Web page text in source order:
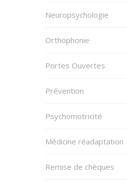
Neuropsychologie
Orthophonie
Portes Ouvertes
Prévention
Psychomotricité
Médicine réadaptation
Remise de chèques